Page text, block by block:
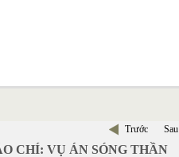
Trước Sau
CHÍ: VỤ ÁN SÓNG THẦN